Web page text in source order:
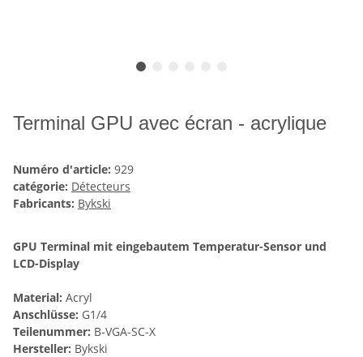
Terminal GPU avec écran - acrylique
Numéro d'article: 929
catégorie: Détecteurs
Fabricants: Bykski
GPU Terminal mit eingebautem Temperatur-Sensor und
LCD-Display
Material: Acryl
Anschlüsse: G1/4
Teilenummer: B-VGA-SC-X
Hersteller: Bykski